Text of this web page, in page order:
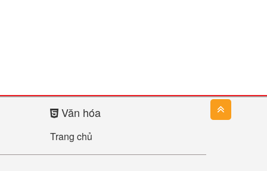
Văn hóa
Trang chủ